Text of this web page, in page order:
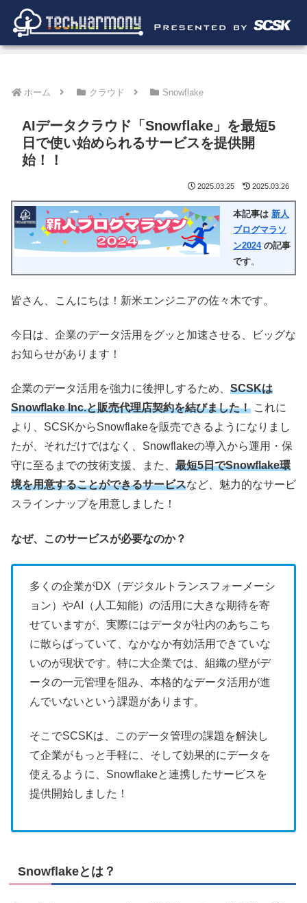
ホーム クラウド Snowflake
AIデータクラウド「Snowflake」を最短5
日で使い始められるサービスを提供開
始！！
2025.03.25 2025.03.26
本記事は新人
ブログマラソ
ン2024の記事
です。
皆さん、こんにちは！新米エンジニアの佐々木です。
今日は、企業のデータ活用をグッと加速させる、ビッグな
お知らせがあります！
企業のデータ活用を強力に後押しするため、 SCSKは
Snowflake Inc.と販売代理店契約を結びました！ これに
より、 SCSKからSnowflakeを販売できるようになりまし
たが、それだけではなく、Snowflakeの導入から運用・保
守に至るまでの技術支援、また、 最短5日でSnowflake環
境を用意することができるサービスなど、魅力的なサービ
スラインナップを用意しました！
なぜ、このサービスが必要なのか？
多くの企業がDX（デジタルトランスフォーメーシ
ョン）やAI（人工知能）の活用に大きな期待を寄
せていますが、実際にはデータが社内のあちこち
に散らばっていて、なかなか有効活用できていな
いのが現状です。特に大企業では、組織の壁がデ
ータの一元管理を阻み、本格的なデータ活用が進
んでいないという課題があります。
そこでSCSKは、このデータ管理の課題を解決し
て企業がもっと手軽に、そして効果的にデータを
使えるように、Snowflakeと連携したサービスを
提供開始しました！
Snowflakeとは？